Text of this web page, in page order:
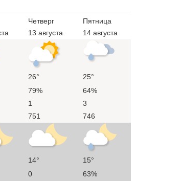
Четверг
13 августа
Пятница
14 августа
26°
25°
79%
64%
1
3
751 746
14°
15°
0
63%